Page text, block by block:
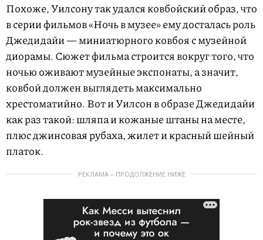
Похоже, Уилсону так удался ковбойский образ, что
в серии фильмов «Ночь в музее» ему досталась роль
Джедидайи — миниатюрного ковбоя с музейной
диорамы. Сюжет фильма строится вокруг того, что
ночью оживают музейные экспонаты, а значит,
ковбой должен выглядеть максимально
хрестоматийно. Вот и Уилсон в образе Джедидайи
как раз такой: шляпа и кожаные штаны на месте,
плюс джинсовая рубаха, жилет и красный шейный
платок.
РЕКЛАМА – ПРОДОЛЖЕНИЕ НИЖЕ